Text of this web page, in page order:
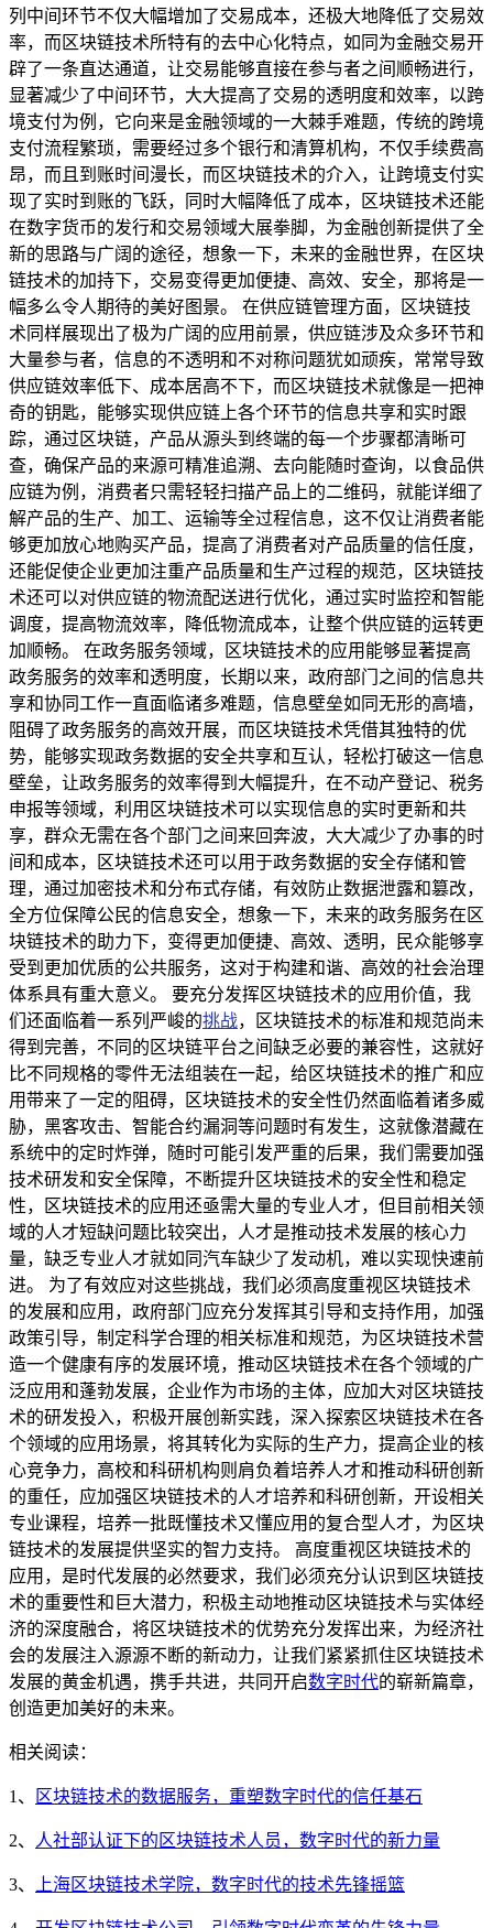
列中间环节不仅大幅增加了交易成本，还极大地降低了交易效
率，而区块链技术所特有的去中心化特点，如同为金融交易开
辟了一条直达通道，让交易能够直接在参与者之间顺畅进行，
显著减少了中间环节，大大提高了交易的透明度和效率，以跨
境支付为例，它向来是金融领域的一大棘手难题，传统的跨境
支付流程繁琐，需要经过多个银行和清算机构，不仅手续费高
昂，而且到账时间漫长，而区块链技术的介入，让跨境支付实
现了实时到账的飞跃，同时大幅降低了成本，区块链技术还能
在数字货币的发行和交易领域大展拳脚，为金融创新提供了全
新的思路与广阔的途径，想象一下，未来的金融世界，在区块
链技术的加持下，交易变得更加便捷、高效、安全，那将是一
幅多么令人期待的美好图景。 在供应链管理方面，区块链技
术同样展现出了极为广阔的应用前景，供应链涉及众多环节和
大量参与者，信息的不透明和不对称问题犹如顽疾，常常导致
供应链效率低下、成本居高不下，而区块链技术就像是一把神
奇的钥匙，能够实现供应链上各个环节的信息共享和实时跟
踪，通过区块链，产品从源头到终端的每一个步骤都清晰可
查，确保产品的来源可精准追溯、去向能随时查询，以食品供
应链为例，消费者只需轻轻扫描产品上的二维码，就能详细了
解产品的生产、加工、运输等全过程信息，这不仅让消费者能
够更加放心地购买产品，提高了消费者对产品质量的信任度，
还能促使企业更加注重产品质量和生产过程的规范，区块链技
术还可以对供应链的物流配送进行优化，通过实时监控和智能
调度，提高物流效率，降低物流成本，让整个供应链的运转更
加顺畅。 在政务服务领域，区块链技术的应用能够显著提高
政务服务的效率和透明度，长期以来，政府部门之间的信息共
享和协同工作一直面临诸多难题，信息壁垒如同无形的高墙，
阻碍了政务服务的高效开展，而区块链技术凭借其独特的优
势，能够实现政务数据的安全共享和互认，轻松打破这一信息
壁垒，让政务服务的效率得到大幅提升，在不动产登记、税务
申报等领域，利用区块链技术可以实现信息的实时更新和共
享，群众无需在各个部门之间来回奔波，大大减少了办事的时
间和成本，区块链技术还可以用于政务数据的安全存储和管
理，通过加密技术和分布式存储，有效防止数据泄露和篡改，
全方位保障公民的信息安全，想象一下，未来的政务服务在区
块链技术的助力下，变得更加便捷、高效、透明，民众能够享
受到更加优质的公共服务，这对于构建和谐、高效的社会治理
体系具有重大意义。 要充分发挥区块链技术的应用价值，我
们还面临着一系列严峻的挑战，区块链技术的标准和规范尚未
得到完善，不同的区块链平台之间缺乏必要的兼容性，这就好
比不同规格的零件无法组装在一起，给区块链技术的推广和应
用带来了一定的阻碍，区块链技术的安全性仍然面临着诸多威
胁，黑客攻击、智能合约漏洞等问题时有发生，这就像潜藏在
系统中的定时炸弹，随时可能引发严重的后果，我们需要加强
技术研发和安全保障，不断提升区块链技术的安全性和稳定
性，区块链技术的应用还亟需大量的专业人才，但目前相关领
域的人才短缺问题比较突出，人才是推动技术发展的核心力
量，缺乏专业人才就如同汽车缺少了发动机，难以实现快速前
进。 为了有效应对这些挑战，我们必须高度重视区块链技术
的发展和应用，政府部门应充分发挥其引导和支持作用，加强
政策引导，制定科学合理的相关标准和规范，为区块链技术营
造一个健康有序的发展环境，推动区块链技术在各个领域的广
泛应用和蓬勃发展，企业作为市场的主体，应加大对区块链技
术的研发投入，积极开展创新实践，深入探索区块链技术在各
个领域的应用场景，将其转化为实际的生产力，提高企业的核
心竞争力，高校和科研机构则肩负着培养人才和推动科研创新
的重任，应加强区块链技术的人才培养和科研创新，开设相关
专业课程，培养一批既懂技术又懂应用的复合型人才，为区块
链技术的发展提供坚实的智力支持。 高度重视区块链技术的
应用，是时代发展的必然要求，我们必须充分认识到区块链技
术的重要性和巨大潜力，积极主动地推动区块链技术与实体经
济的深度融合，将区块链技术的优势充分发挥出来，为经济社
会的发展注入源源不断的新动力，让我们紧紧抓住区块链技术
发展的黄金机遇，携手共进，共同开启数字时代的崭新篇章，
创造更加美好的未来。
相关阅读：
1、 区块链技术的数据服务，重塑数字时代的信任基石
2、 人社部认证下的区块链技术人员，数字时代的新力量
3、 上海区块链技术学院，数字时代的技术先锋摇篮